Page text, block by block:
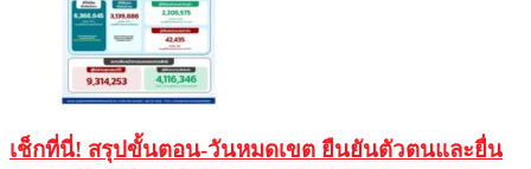
เช็กที่นี่! สรุปขั้นตอน-วันหมดเขต ยืนยันตัวตนและยื่น